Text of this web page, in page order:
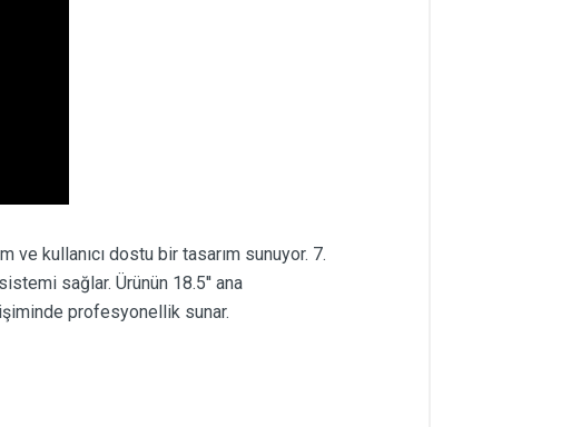
ve kullanıcı dostu bir tasarım sunuyor. 7.
sağlar. Ürünün 18.5'' ana
profesyonellik sunar.